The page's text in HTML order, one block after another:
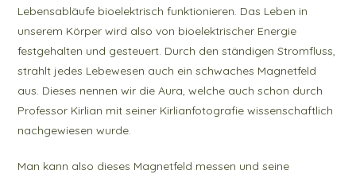
Lebensabläufe bioelektrisch funktionieren. Das Leben in
unserem Körper wird also von bioelektrischer Energie
festgehalten und gesteuert. Durch den ständigen Stromfluss,
strahlt jedes Lebewesen auch ein schwaches Magnetfeld
aus. Dieses nennen wir die Aura, welche auch schon durch
Professor Kirlian mit seiner Kirlianfotografie wissenschaftlich
nachgewiesen wurde.
Man kann also dieses Magnetfeld messen und seine